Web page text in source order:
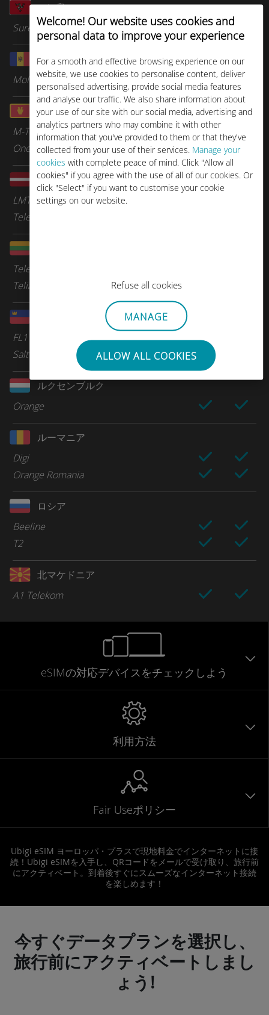
Welcome! Our website uses cookies and
personal data to improve your experience
For a smooth and effective browsing experience on our
website, we use cookies to personalise content, deliver
personalised advertising, provide social media features
and analyse our traffic. We also share information about
your use of our site with our social media, advertising and
analytics partners who may combine it with other
information that you've provided to them or that they've
collected from your use of their services. Manage your
cookies with complete peace of mind. Click "Allow all
cookies" if you agree with the use of all of our cookies. Or
click "Select" if you want to customise your cookie
settings on our website.
Refuse all cookies
MANAGE
ALLOW ALL COOKIES
マン島
Sure Telecom
モルドバ
Moldcell
モンテネグロ
M-Tel
One Montenegro
ラトビア
LMT
Tele 2 Lettonie
Tele 2 Lituanie
Telia
リヒテンシュタイン
FL1
Salt
ルクセンブルク
Orange
ルーマニア
Digi
Orange Romania
ロシア
Beeline
T2
北マケドニア
A1 Telekom
eSIMの対応デバイスをチェックしよう
利用方法
Fair Useポリシー
Ubigi eSIM ヨーロッパ・プラスで現地料金でインターネットに接
続！Ubigi eSIMを入手し、QRコードをメールで受け取り、旅行前
にアクティベート。到着後すぐにスムーズなインターネット接続
を楽しめます！
今すぐデータプランを選択し、
旅行前にアクティベートしまし
ょう!